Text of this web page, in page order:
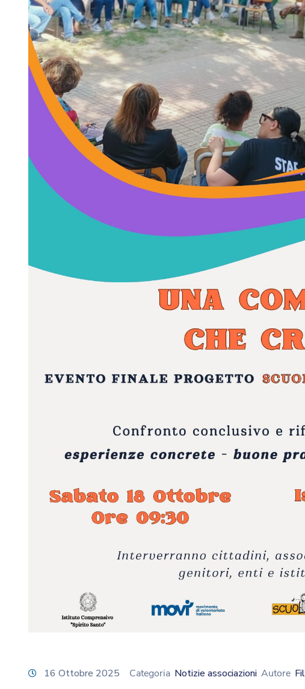
16 Ottobre 2025 Categoria Notizie associazioni Autore